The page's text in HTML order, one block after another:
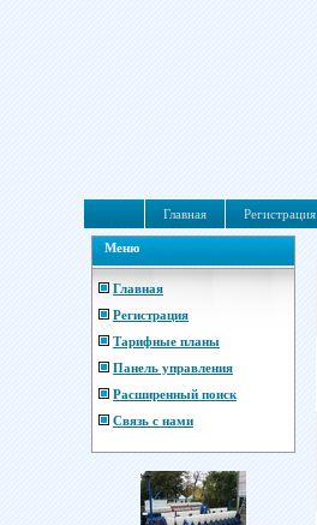
Главная Регистрация
Меню
Главная
Регистрация
Тарифные планы
Панель управления
Расширенный поиск
Связь с нами